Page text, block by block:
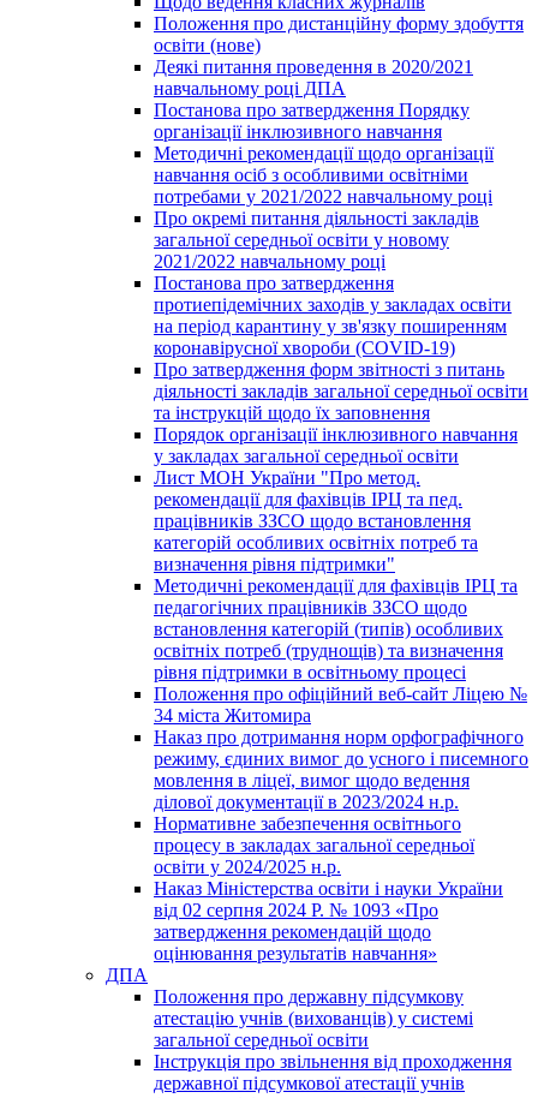
Положення про дистанційну форму здобуття
освіти (нове)
Деякі питання проведення в 2020/2021
навчальному році ДПА
Постанова про затвердження Порядку
організації інклюзивного навчання
Методичні рекомендації щодо організації
навчання осіб з особливими освітніми
потребами у 2021/2022 навчальному році
Про окремі питання діяльності закладів
загальної середньої освіти у новому
2021/2022 навчальному році
Постанова про затвердження
протиепідемічних заходів у закладах освіти
на період карантину у зв'язку поширенням
коронавірусної хвороби (COVID-19)
Про затвердження форм звітності з питань
діяльності закладів загальної середньої освіти
та інструкцій щодо їх заповнення
Порядок організації інклюзивного навчання
у закладах загальної середньої освіти
Лист МОН України "Про метод.
рекомендації для фахівців ІРЦ та пед.
працівників ЗЗСО щодо встановлення
категорій особливих освітніх потреб та
визначення рівня підтримки"
Методичні рекомендації для фахівців ІРЦ та
педагогічних працівників ЗЗСО щодо
встановлення категорій (типів) особливих
освітніх потреб (труднощів) та визначення
рівня підтримки в освітньому процесі
Положення про офіційний веб-сайт Ліцею №
34 міста Житомира
Наказ про дотримання норм орфографічного
режиму, єдиних вимог до усного і писемного
мовлення в ліцеї, вимог щодо ведення
ділової документації в 2023/2024 н.р.
Нормативне забезпечення освітнього
процесу в закладах загальної середньої
освіти у 2024/2025 н.р.
Наказ Міністерства освіти і науки України
від 02 серпня 2024 Р. № 1093 «Про
затвердження рекомендацій щодо
оцінювання результатів навчання»
ДПА
Положення про державну підсумкову
атестацію учнів (вихованців) у системі
загальної середньої освіти
Інструкція про звільнення від проходження
державної підсумкової атестації учнів